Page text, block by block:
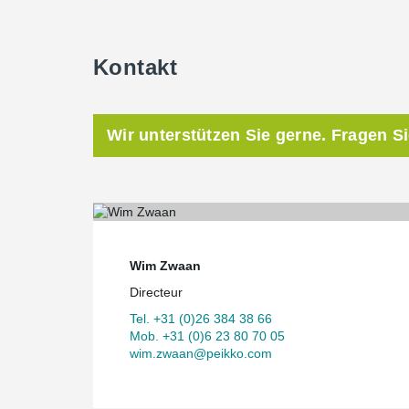
Kontakt
Wir unterstützen Sie gerne. Fragen
Wim Zwaan
Directeur
Tel. +31 (0)26 384 38 66
Mob. +31 (0)6 23 80 70 05
wim.zwaan@peikko.com